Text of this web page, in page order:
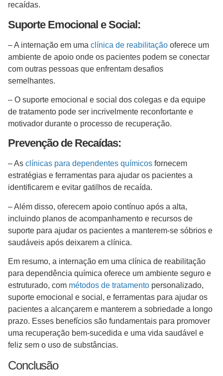
recaídas.
Suporte Emocional e Social:
– A internação em uma clínica de reabilitação oferece um
ambiente de apoio onde os pacientes podem se conectar
com outras pessoas que enfrentam desafios
semelhantes.
– O suporte emocional e social dos colegas e da equipe
de tratamento pode ser incrivelmente reconfortante e
motivador durante o processo de recuperação.
Prevenção de Recaídas:
– As clínicas para dependentes químicos fornecem
estratégias e ferramentas para ajudar os pacientes a
identificarem e evitar gatilhos de recaída.
– Além disso, oferecem apoio contínuo após a alta,
incluindo planos de acompanhamento e recursos de
suporte para ajudar os pacientes a manterem-se sóbrios e
saudáveis após deixarem a clínica.
Em resumo, a internação em uma clínica de reabilitação
para dependência química oferece um ambiente seguro e
estruturado, com métodos de tratamento personalizado,
suporte emocional e social, e ferramentas para ajudar os
pacientes a alcançarem e manterem a sobriedade a longo
prazo. Esses benefícios são fundamentais para promover
uma recuperação bem-sucedida e uma vida saudável e
feliz sem o uso de substâncias.
Conclusão